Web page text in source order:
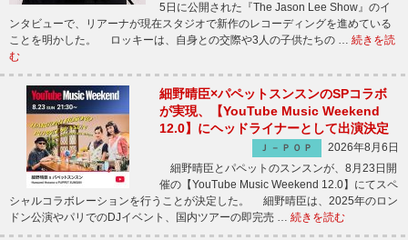
5日に公開された『The Jason Lee Show』のイ
ンタビューで、リアーナが現在スタジオで新作のレコーディングを進めている
ことを明かした。 ロッキーは、自身との交際や3人の子供たちの … 続きを読
む
細野晴臣×パペットスンスンのSPコラボ
が実現、【YouTube Music Weekend
12.0】にヘッドライナーとして出演決定
Ｊ－ＰＯＰ
2026年8月6日
細野晴臣とパペットのスンスンが、8月23日開
催の【YouTube Music Weekend 12.0】にてスペ
シャルコラボレーションを行うことが決定した。 細野晴臣は、2025年のロン
ドン公演やパリでのDJイベント、国内ツアーの即完売 … 続きを読む